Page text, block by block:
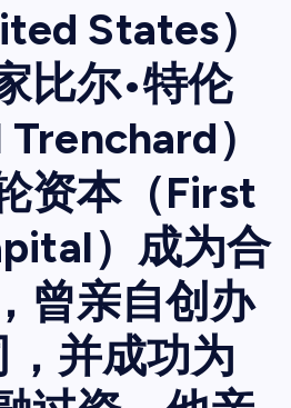
States）
比尔•特伦
）
资本（First
）成为合
曾亲自创办
并成功为